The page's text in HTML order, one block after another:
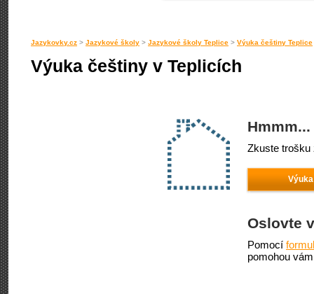
Jazykovky.cz > Jazykové školy > Jazykové školy Teplice > Výuka češtiny Teplice
Výuka češtiny v Teplicích
Zkuste trošku
Oslovte
Pomocí
pomohou